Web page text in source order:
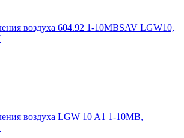
воздуха 604.92 1-10MBSAV LGW10,
воздуха LGW 10 A1 1-10MB,